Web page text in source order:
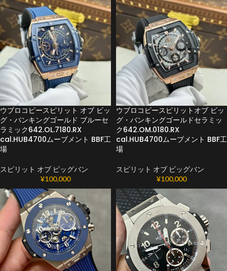
ウブロコピースピリット オブ ビッ
グ・バンキングゴールド ブルーセ
ラミック642.OL.7180.RX
cal.HUB4700ムーブメント BBF工
場
スピリット オブ ビッグバン
¥100,000
ウブロコピースピリットオブ ビッ
グ・バンキングゴールドセラミッ
ク642.OM.0180.RX
cal.HUB4700ムーブメント BBF工
場
スピリット オブ ビッグバン
¥100,000